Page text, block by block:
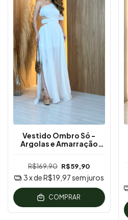
Vestido Ombro Só -
Argolas e Amarração
R$169,90 R$59,90
3x deR$19,97sem juros
COMPRAR